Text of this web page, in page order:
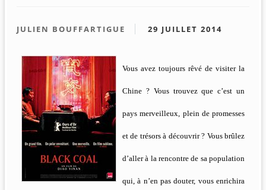
JULIEN BOUFFARTIGUE 29 JUILLET 2014
Vous avez toujours rêvé de visiter la
Chine ? Vous trouvez que c’est un
pays merveilleux, plein de promesses
et de trésors à découvrir ? Vous brûlez
d’aller à la rencontre de sa population
qui, à n’en pas douter, vous enrichira